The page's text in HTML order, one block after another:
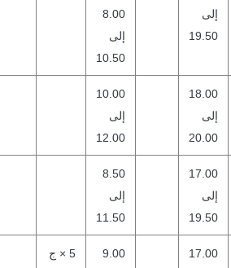
إلى
19.50
8.00
إلى
10.50
18.00
إلى
20.00
10.00
إلى
12.00
17.00
إلى
19.50
8.50
إلى
11.50
17.00
9.00
5 × ج